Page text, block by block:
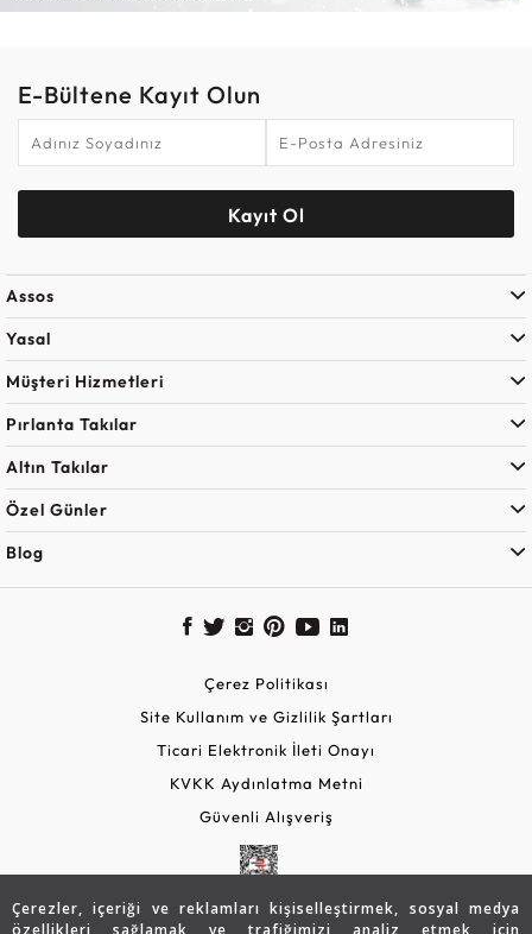
Çerezler, içeriği ve reklamları kişiselleştirmek, sosyal medya
özellikleri sağlamak ve trafiğimizi analiz etmek için
E-Bültene Kayıt Olun
Kayıt Ol
Assos
Yasal
Müşteri Hizmetleri
Pırlanta Takılar
Altın Takılar
Özel Günler
Blog
Çerez Politikası
Site Kullanım ve Gizlilik Şartları
Ticari Elektronik İleti Onayı
KVKK Aydınlatma Metni
Güvenli Alışveriş